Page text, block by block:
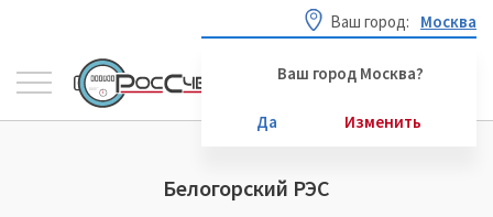
Ваш город: Москва
Ваш город Москва?
Да Изменить
Белогорский РЭС